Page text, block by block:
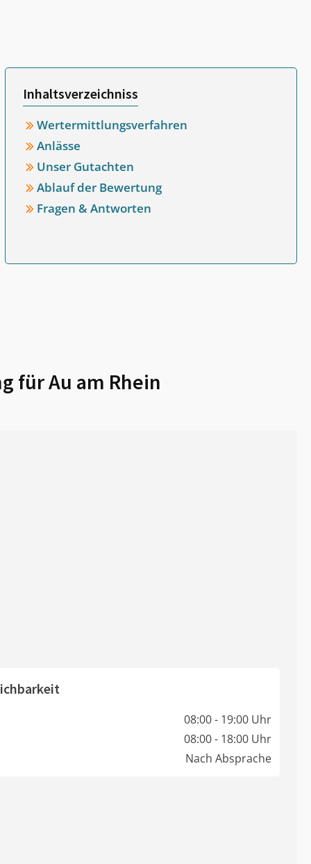
Inhaltsverzeichniss
Wertermittlungsverfahren
Anlässe
Unser Gutachten
Ablauf der Bewertung
Fragen & Antworten
fürAu am Rhein
08:00 - 19:00 Uhr
08:00 - 18:00 Uhr
Nach Absprache